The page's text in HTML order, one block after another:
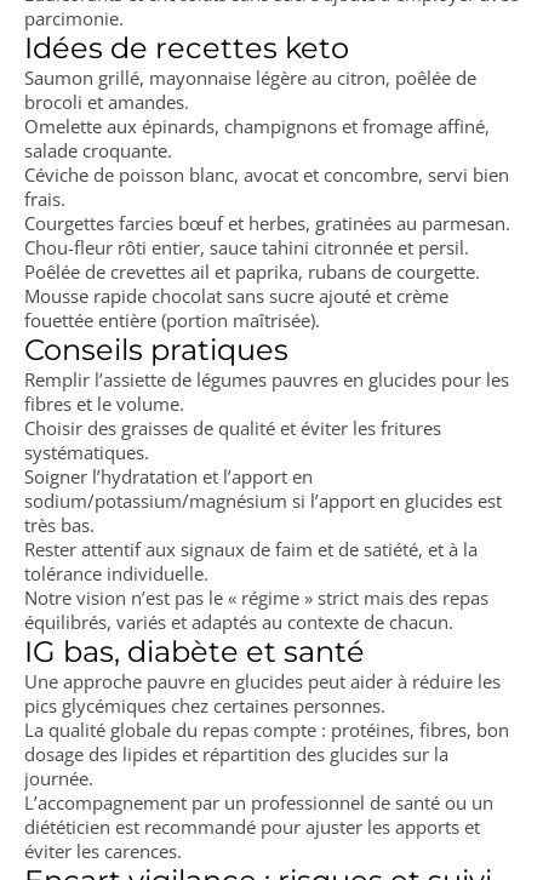
parcimonie.
Idées de recettes keto
Saumon grillé, mayonnaise légère au citron, poêlée de
brocoli et amandes.
Omelette aux épinards, champignons et fromage affiné,
salade croquante.
Céviche de poisson blanc, avocat et concombre, servi bien
frais.
Courgettes farcies bœuf et herbes, gratinées au parmesan.
Chou-fleur rôti entier, sauce tahini citronnée et persil.
Poêlée de crevettes ail et paprika, rubans de courgette.
Mousse rapide chocolat sans sucre ajouté et crème
fouettée entière (portion maîtrisée).
Conseils pratiques
Remplir l’assiette de légumes pauvres en glucides pour les
fibres et le volume.
Choisir des graisses de qualité et éviter les fritures
systématiques.
Soigner l’hydratation et l’apport en
sodium/potassium/magnésium si l’apport en glucides est
très bas.
Rester attentif aux signaux de faim et de satiété, et à la
tolérance individuelle.
Notre vision n’est pas le « régime » strict mais des repas
équilibrés, variés et adaptés au contexte de chacun.
IG bas, diabète et santé
Une approche pauvre en glucides peut aider à réduire les
pics glycémiques chez certaines personnes.
La qualité globale du repas compte : protéines, fibres, bon
dosage des lipides et répartition des glucides sur la
journée.
L’accompagnement par un professionnel de santé ou un
diététicien est recommandé pour ajuster les apports et
éviter les carences.